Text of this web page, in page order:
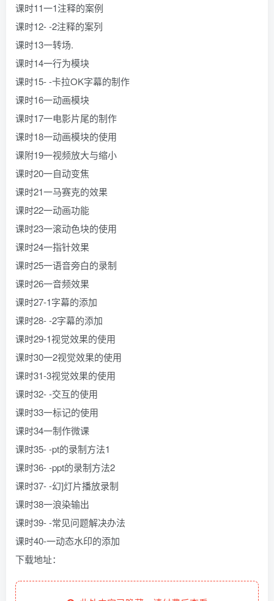
课时11一1注释的案例
课时12- -2注释的案列
课时13一转场.
课时14一行为模块
课时15- -卡拉OK字幕的制作
课时16一动画模块
课时17一电影片尾的制作
课时18一动画模块的使用
课附19一视频放大与缩小
课时20一自动变焦
课时21一马赛克的效果
课时22一动画功能
课时23一滚动色块的使用
课时24一指针效果
课时25一语音旁白的录制
课时26一音频效果
课时27-1字幕的添加
课时28- -2字幕的添加
课时29-1视觉效果的使用
课时30一2视觉效果的使用
课时31-3视觉效果的使用
课时32- -交互的使用
课时33一标记的使用
课时34一制作微课
课时35- -pt的录制方法1
课时36- -ppt的录制方法2
课时37- -幻]灯片播放录制
课时38一浪染输出
课时39- -常见问题解决办法
课时40-一动态水印的添加
下载地址：